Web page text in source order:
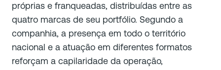
próprias e franqueadas, distribuídas entre as
quatro marcas de seu portfólio. Segundo a
companhia, a presença em todo o território
nacional e a atuação em diferentes formatos
reforçam a capilaridade da operação,